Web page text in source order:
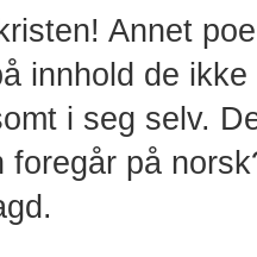
Annet
innhold de
i seg selv.
foregår på